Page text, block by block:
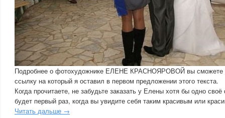
Подробнее о фотохудожнике ЕЛЕНЕ КРАСНОЯРОВОЙ вы сможете
ссылку на который я оставил в первом предложении этого текста.
Когда прочитаете, не забудьте заказать у Елены хотя бы одно
будет первый раз, когда вы увидите себя таким красивым или
Читать дальше →